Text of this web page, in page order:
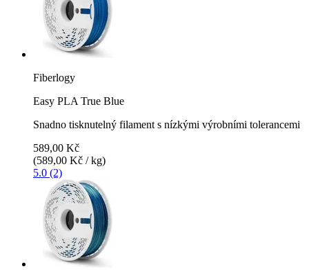
Fiberlogy
Easy PLA True Blue
Snadno tisknutelný filament s nízkými výrobními tolerancemi
589,00 Kč
(589,00 Kč / kg)
5.0 (2)